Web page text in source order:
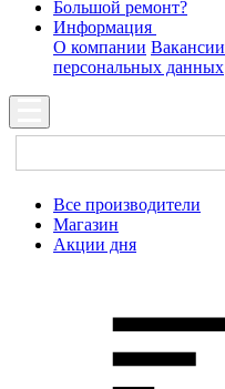
Большой ремонт?
Информация
О компании Вакансии
персональных данных
Все производители
Магазин
Акции дня